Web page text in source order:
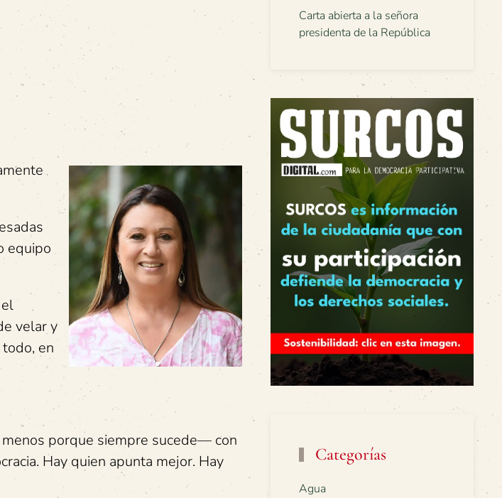
equipo
velar y
en
porque siempre sucede— con
Hay quien apunta mejor. Hay
Carta abierta a la señora
presidenta de la República
Categorías
Agua